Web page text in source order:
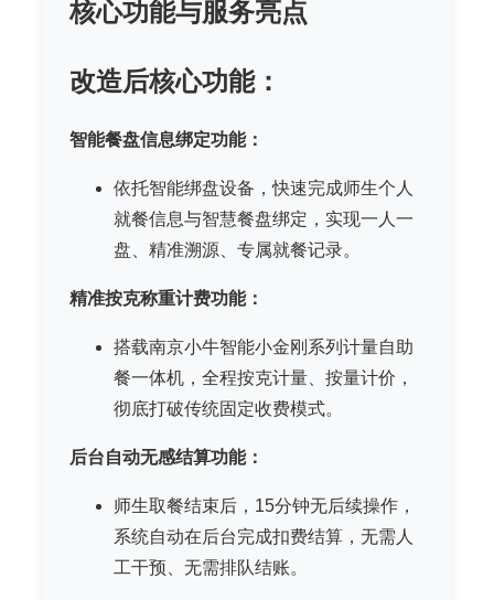
核心功能与服务亮点
改造后核心功能：
智能餐盘信息绑定功能：
依托智能绑盘设备，快速完成师生个人
就餐信息与智慧餐盘绑定，实现一人一
盘、精准溯源、专属就餐记录。
精准按克称重计费功能：
搭载南京小牛智能小金刚系列计量自助
餐一体机，全程按克计量、按量计价，
彻底打破传统固定收费模式。
后台自动无感结算功能：
师生取餐结束后，15分钟无后续操作，
系统自动在后台完成扣费结算，无需人
工干预、无需排队结账。